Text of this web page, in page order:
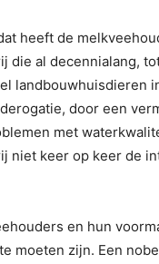
heeft de
die al decennialang,
landbouwhuisdieren
door een
met
niet keer op keer de
en hun
moeten zijn. Een